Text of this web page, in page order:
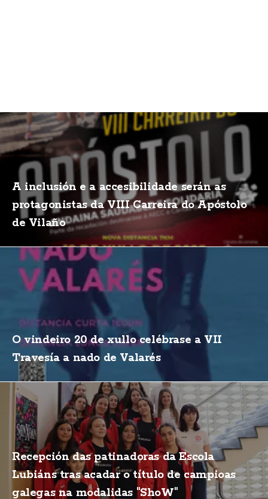
A inclusión e a accesibilidade serán as
protagonistas da VIII Carreira do Apóstolo
de Vilaño
O vindeiro 20 de xullo celébrase a VII
Travesía a nado de Valarés
Recepción das patinadoras da Escola
Lubiáns tras acadar o título de campioas
galegas na modalidas "ShoW"